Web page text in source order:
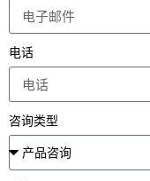
电话
咨询类型